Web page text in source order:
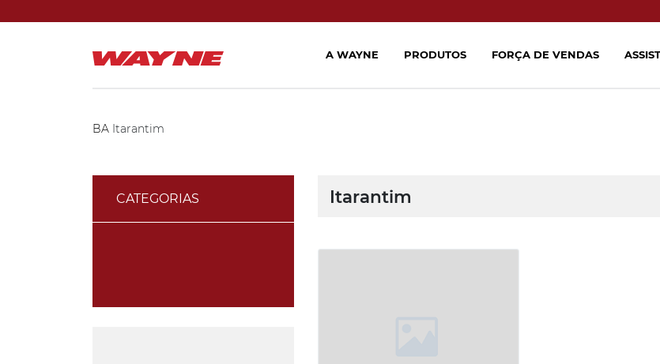
BA Itarantim
CATEGORIAS Itarantim
A WAYNE PRODUTOS FORÇA DE VENDAS